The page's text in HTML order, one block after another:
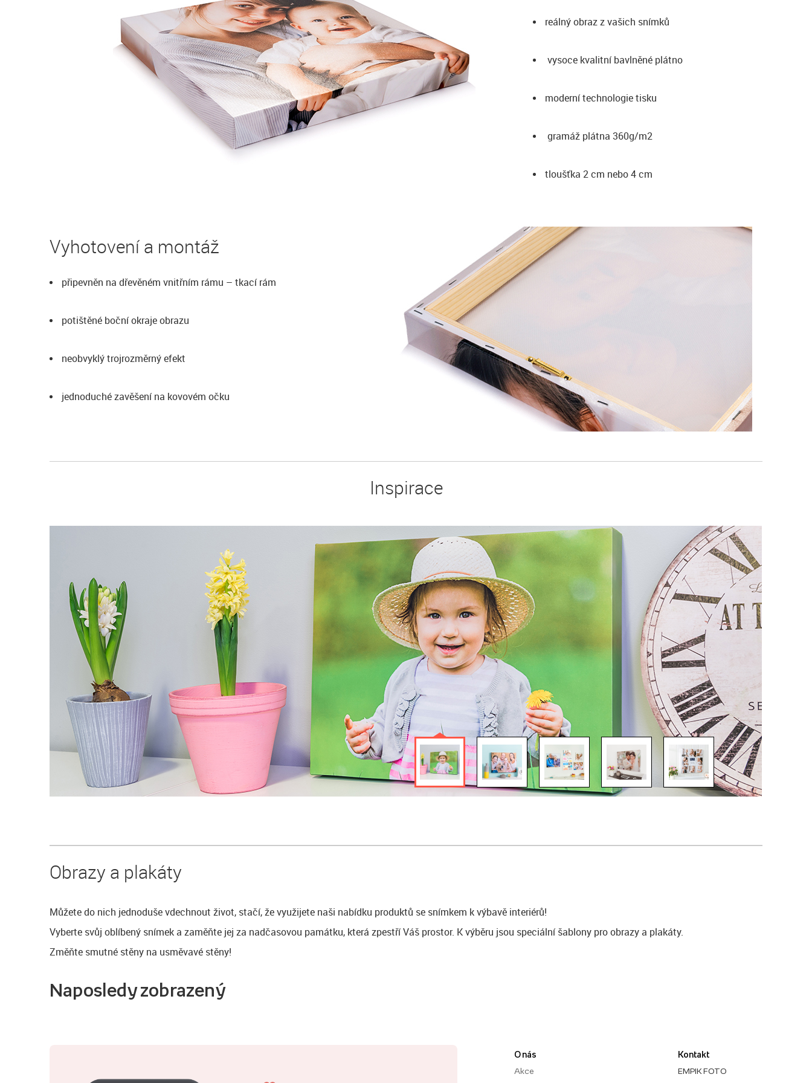
reálný obraz z vašich snímků
vysoce kvalitní bavlněné plátno
moderní technologie tisku
gramáž plátna 360g/m2
tloušťka 2 cm nebo 4 cm
Vyhotovení a montáž
připevněn na dřevěném vnitřním rámu – tkací rám
potištěné boční okraje obrazu
neobvyklý trojrozměrný efekt
jednoduché zavěšení na kovovém očku
Inspirace
Obrazy a plakáty
Můžete do nich jednoduše vdechnout život, stačí, že využijete naši nabídku produktů se snímkem k výbavě interiérů!
Vyberte svůj oblíbený snímek a zaměňte jej za nadčasovou památku, která zpestří Váš prostor. K výběru jsou speciální šablony pro obrazy a plakáty.
Změňte smutné stěny na usměvavé stěny!
Naposledy zobrazený
O nás
Akce
Kontakt
EMPIK FOTO